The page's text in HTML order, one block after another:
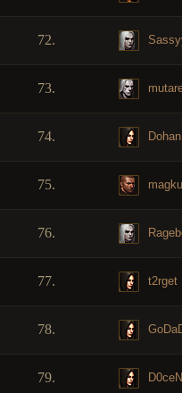
72.
73.
74. Dohan
75.
76.
77. t2rget
78.
79.